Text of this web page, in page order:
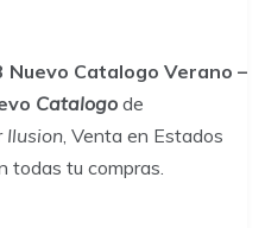
Nuevo Catalogo Verano –
Catalogo de
Ilusion, Venta en Estados
todas tu compras.